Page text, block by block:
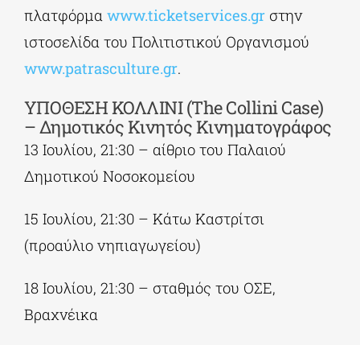
πλατφόρμα www.ticketservices.grστην
ιστοσελίδα του Πολιτιστικού Οργανισμού
www.patrasculture.gr.
ΥΠΟΘΕΣΗ ΚΟΛΛΙΝΙ (TheColliniCase)
– Δημοτικός Κινητός Κινηματογράφος
13 Ιουλίου, 21:30 – αίθριο του Παλαιού
Δημοτικού Νοσοκομείου
15 Ιουλίου, 21:30 – Κάτω Καστρίτσι
(προαύλιο νηπιαγωγείου)
18 Ιουλίου, 21:30 – σταθμός του ΟΣΕ,
Βραχνέικα